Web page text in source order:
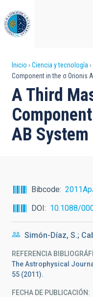
al
contenido
principal
Sobrescribir
enlaces
de
ayuda
a
Inicio Ciencia y tecnología
Component in the σ Orionis
A Third
AB System
Bibcode
DOI
10.1088/
Simón-Díaz, S.;
REFERENCIA
The Astrophysical
55 (2011).
FECHA DE PUBLICACIÓN: